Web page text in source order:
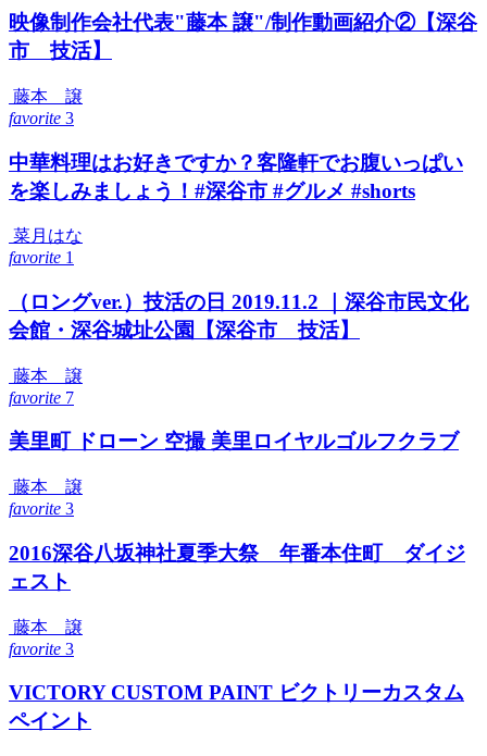
映像制作会社代表"藤本 譲"/制作動画紹介②【深谷
市 技活】
藤本 譲
favorite 3
中華料理はお好きですか？客隆軒でお腹いっぱい
を楽しみましょう！#深谷市 #グルメ #shorts
菜月はな
favorite 1
（ロングver.）技活の日 2019.11.2 ｜深谷市民文化
会館・深谷城址公園【深谷市 技活】
藤本 譲
favorite 7
美里町 ドローン 空撮 美里ロイヤルゴルフクラブ
藤本 譲
favorite 3
2016深谷八坂神社夏季大祭 年番本住町 ダイジ
ェスト
藤本 譲
favorite 3
VICTORY CUSTOM PAINT ビクトリーカスタム
ペイント